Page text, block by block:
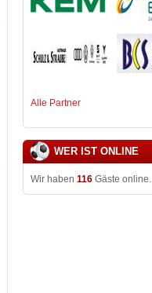
Alle Partner
WER IST ONLINE
Wir haben 116Gäste online.